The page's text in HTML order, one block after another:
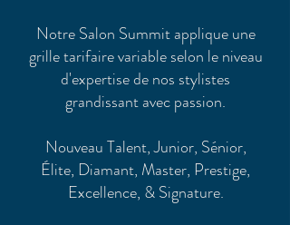
Notre Salon Summit applique une
grille tarifaire variable selon le niveau
d'expertise de nos stylistes
grandissant avec passion.
Nouveau Talent, Junior, Sénior,
Élite, Diamant, Master, Prestige,
Excellence, & Signature.